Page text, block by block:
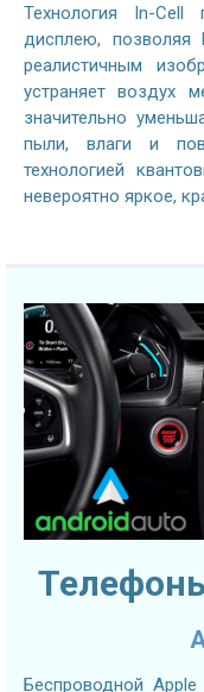
Технология In-
дисплею,
реалистичным
устраняет воздух
значительно
пыли, влаги и
технологией
невероятно яркое,
Беспроводной